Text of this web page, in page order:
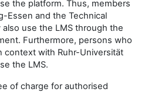
the platform. Thus, members
Essen and the Technical
use the LMS through the
Furthermore, persons who
context with Ruhr-Universität
the LMS.
of charge for authorised